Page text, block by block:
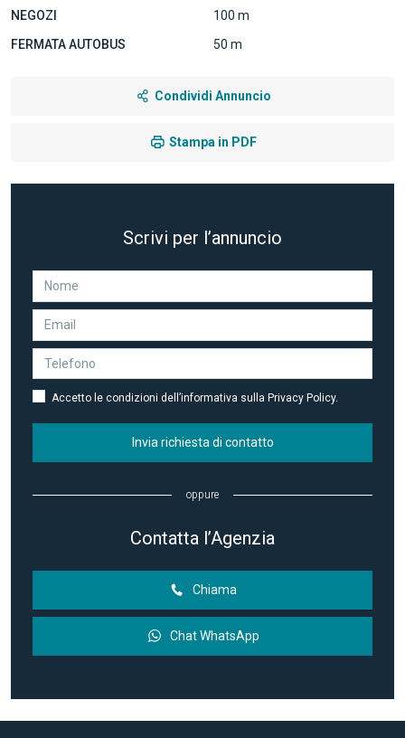
NEGOZI
100 m
FERMATA AUTOBUS
50 m
Condividi Annuncio
Stampa in PDF
Scrivi per l’annuncio
Accetto le condizioni dell’informativa sulla Privacy Policy.
Invia richiesta di contatto
oppure
Contatta l’Agenzia
Chiama
Chat WhatsApp